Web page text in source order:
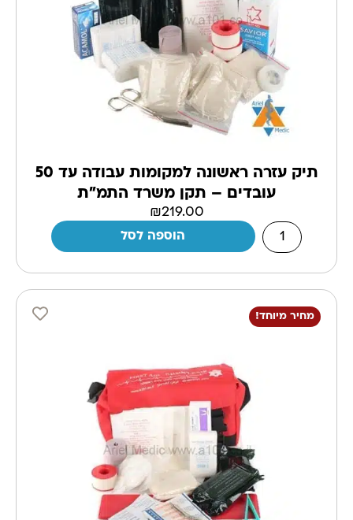
תיק עזרה ראשונה למקומות עבודה עד 50
עובדים – תקן משרד התמ"ת
₪219.00
הוספה לסל
מחיר מיוחד!